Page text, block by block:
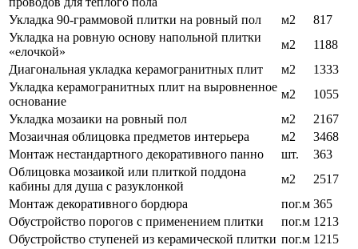
Укладка 90-граммовой плитки на ровный пол
м2
817
Укладка на ровную основу напольной плитки
«елочкой»
м2
1188
Диагональная укладка керамогранитных плит
м2
1333
Укладка керамогранитных плит на выровненное
основание
м2
1055
Укладка мозаики на ровный пол
м2
2167
Мозаичная облицовка предметов интерьера
м2
3468
Монтаж нестандартного декоративного панно
шт.
363
Облицовка мозаикой или плиткой поддона
кабины для душа с разуклонкой
м2
2517
Монтаж декоративного бордюра
пог.м 365
Обустройство порогов с применением плитки
пог.м 1213
Обустройство ступеней из керамической плитки пог.м 1215